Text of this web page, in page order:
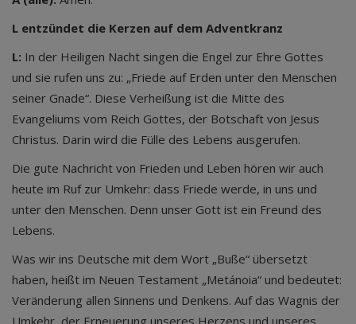
L entzündet die Kerzen auf dem Adventkranz
L: In der Heiligen Nacht singen die Engel zur Ehre Gottes
und sie rufen uns zu: „Friede auf Erden unter den Menschen
seiner Gnade“. Diese Verheißung ist die Mitte des
Evangeliums vom Reich Gottes, der Botschaft von Jesus
Christus. Darin wird die Fülle des Lebens ausgerufen.
Die gute Nachricht von Frieden und Leben hören wir auch
heute im Ruf zur Umkehr: dass Friede werde, in uns und
unter den Menschen. Denn unser Gott ist ein Freund des
Lebens.
Was wir ins Deutsche mit dem Wort „Buße“ übersetzt
haben, heißt im Neuen Testament „Metánoia“ und bedeutet:
Veränderung allen Sinnens und Denkens. Auf das Wagnis der
Umkehr, der Erneuerung unseres Herzens und unseres